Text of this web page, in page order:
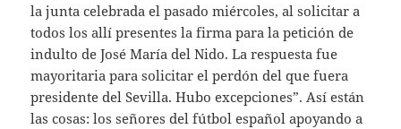
la junta celebrada el pasado miércoles, al solicitar a
todos los allí presentes la firma para la petición de
indulto de José María del Nido. La respuesta fue
mayoritaria para solicitar el perdón del que fuera
presidente del Sevilla. Hubo excepciones”. Así están
las cosas: los señores del fútbol español apoyando a